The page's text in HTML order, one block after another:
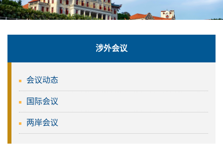
涉外会议
会议动态
国际会议
两岸会议